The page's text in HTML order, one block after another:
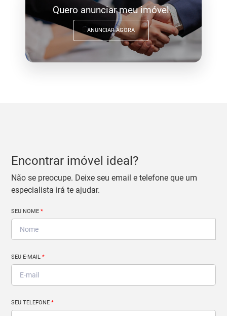
Quero anunciar meu imóvel
ANUNCIAR AGORA
Encontrar imóvel ideal?
Não se preocupe. Deixe seu email e telefone que um
especialista irá te ajudar.
SEU NOME*
SEU E-MAIL*
SEU TELEFONE*